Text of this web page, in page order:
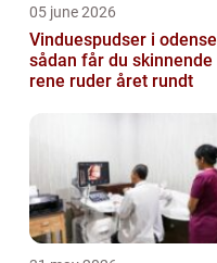
05 june 2026
Vinduespudser i odense
sådan får du skinnende
rene ruder året rundt